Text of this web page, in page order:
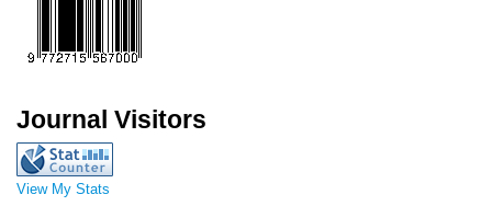
Journal Visitors
View My Stats